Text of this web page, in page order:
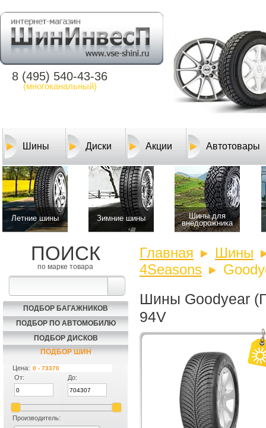
8 (495) 540-43-36
(многоканальный)
Шины Диски Акции Автотовары
Летние шины Зимние шины
Шины для
внедорожника
ПОИСК
по марке товара
ПОДБОР БАГАЖНИКОВ
ПОДБОР ПО АВТОМОБИЛЮ
ПОДБОР ДИСКОВ
ПОДБОР ШИН
Цена:
От:
До:
Производитель:
Главная
Шины
4Seasons
Шины Goodyear
94V